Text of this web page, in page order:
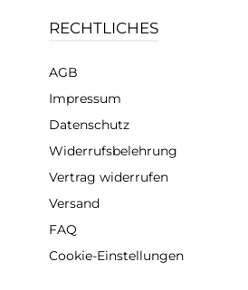
RECHTLICHES
AGB
Impressum
Datenschutz
Widerrufsbelehrung
Vertrag widerrufen
Versand
FAQ
Cookie-Einstellungen